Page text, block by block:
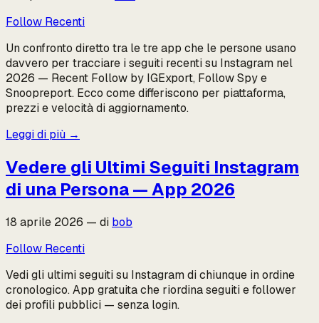
Follow Recenti
Un confronto diretto tra le tre app che le persone usano
davvero per tracciare i seguiti recenti su Instagram nel
2026 — Recent Follow by IGExport, Follow Spy e
Snoopreport. Ecco come differiscono per piattaforma,
prezzi e velocità di aggiornamento.
Leggi di più →
Vedere gli Ultimi Seguiti Instagram
di una Persona — App 2026
18 aprile 2026 — di bob
Follow Recenti
Vedi gli ultimi seguiti su Instagram di chiunque in ordine
cronologico. App gratuita che riordina seguiti e follower
dei profili pubblici — senza login.